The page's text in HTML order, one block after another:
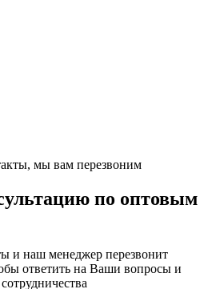
мы вам перезвоним
по оптовым
и наш менеджер перезвонит
ответить на Ваши вопросы и